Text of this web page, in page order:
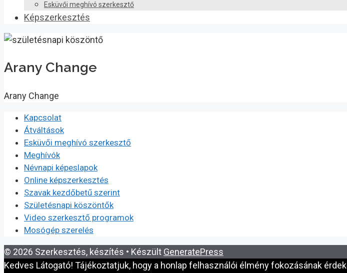
Esküvői meghívó szerkesztő
Képszerkesztés
Arany Change
Arany Change
Kapcsolat
Átváltások
Esküvői meghívó szerkesztő
Meghívók
Névnapi képeslapok
Online képszerkesztés
Szavak kezdőbetű szerint
Születésnapi köszöntők
Video szerkesztő programok
Mosógép szerelés
© 2026 Szerkesztés, készítés • Készült GeneratePress
Kedves Látogató! Tájékoztatjuk, hogy a honlap felhasználói élmény fokozásának